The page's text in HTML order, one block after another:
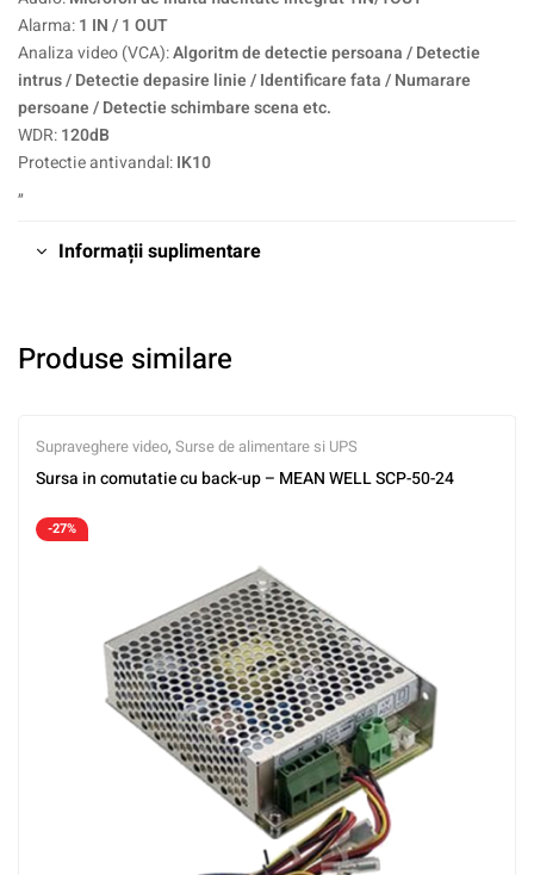
Alarma:1 IN / 1 OUT
Analiza video (VCA):Algoritm de detectie persoana / Detectie
intrus / Detectie depasire linie / Identificare fata / Numarare
persoane / Detectie schimbare scena etc.
WDR:120dB
Protectie antivandal:IK10
„
Informații suplimentare
Produse similare
Supraveghere video, Surse de alimentare si UPS
Sursa in comutatie cu back-up – MEAN WELL SCP-50-24
-27%